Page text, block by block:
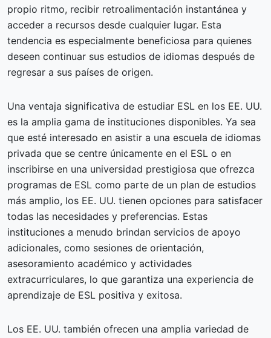
propio ritmo, recibir retroalimentación instantánea y
acceder a recursos desde cualquier lugar. Esta
tendencia es especialmente beneficiosa para quienes
deseen continuar sus estudios de idiomas después de
regresar a sus países de origen.
Una ventaja significativa de estudiar ESL en los EE. UU.
es la amplia gama de instituciones disponibles. Ya sea
que esté interesado en asistir a una escuela de idiomas
privada que se centre únicamente en el ESL o en
inscribirse en una universidad prestigiosa que ofrezca
programas de ESL como parte de un plan de estudios
más amplio, los EE. UU. tienen opciones para satisfacer
todas las necesidades y preferencias. Estas
instituciones a menudo brindan servicios de apoyo
adicionales, como sesiones de orientación,
asesoramiento académico y actividades
extracurriculares, lo que garantiza una experiencia de
aprendizaje de ESL positiva y exitosa.
Los EE. UU. también ofrecen una amplia variedad de